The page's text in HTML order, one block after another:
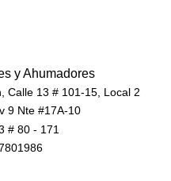
desecho de producots y
embalajes, siga las
orientaciones de reciclaje
y Ahumadores
Calle 13 # 101-15, Local 2
9 Nte #17A-10
# 80 - 171